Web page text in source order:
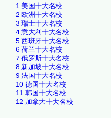
1 美国十大名校
2 欧洲十大名校
3 瑞士十大名校
4 意大利十大名校
5 西班牙十大名校
6 荷兰十大名校
7 俄罗斯十大名校
8 新加坡十大名校
9 法国十大名校
10 德国十大名校
11 韩国十大名校
12 加拿大十大名校